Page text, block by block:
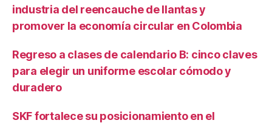
industria del reencauche de llantas y
promover la economía circular en Colombia
Regreso a clases de calendario B: cinco claves
para elegir un uniforme escolar cómodo y
duradero
SKF fortalece su posicionamiento en el